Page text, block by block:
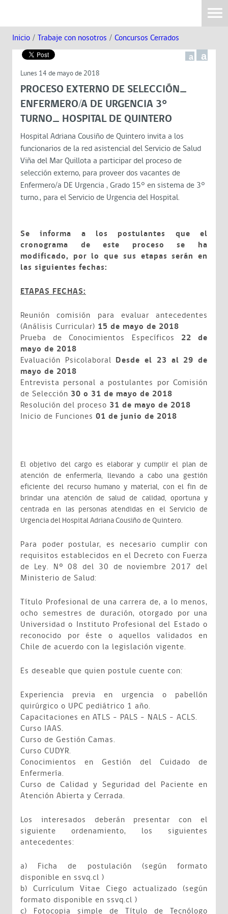
Inicio / Trabaje con nosotros / Concursos Cerrados
a a
Lunes 14 de mayo de 2018
PROCESO EXTERNO DE SELECCIÓN_
ENFERMERO/A DE URGENCIA 3°
TURNO_ HOSPITAL DE QUINTERO
Hospital Adriana Cousiño de Quintero invita a los
funcionarios de la red asistencial del Servicio de Salud
Viña del Mar Quillota a participar del proceso de
selección externo, para proveer dos vacantes de
Enfermero/a DE Urgencia , Grado 15° en sistema de 3°
turno., para el Servicio de Urgencia del Hospital.
Se informa a los postulantes que el
cronograma de este proceso se ha
modificado, por lo que sus etapas serán en
las siguientes fechas:
ETAPAS FECHAS:
Reunión comisión para evaluar antecedentes
(Análisis Curricular) 15 de mayo de 2018
Prueba de Conocimientos Específicos 22 de
mayo de 2018
Evaluación Psicolaboral Desde el 23 al 29 de
mayo de 2018
Entrevista personal a postulantes por Comisión
de Selección 30 o 31 de mayo de 2018
Resolución del proceso 31 de mayo de 2018
Inicio de Funciones 01 de junio de 2018
El objetivo del cargo es elaborar y cumplir el plan de
atención de enfermería, llevando a cabo una gestión
eficiente del recurso humano y material, con el fin de
brindar una atención de salud de calidad, oportuna y
centrada en las personas atendidas en el Servicio de
Urgencia del Hospital Adriana Cousiño de Quintero.
Para poder postular, es necesario cumplir con
requisitos establecidos en el Decreto con Fuerza
de Ley. Nº 08 del 30 de noviembre 2017 del
Ministerio de Salud:
Título Profesional de una carrera de, a lo menos,
ocho semestres de duración, otorgado por una
Universidad o Instituto Profesional del Estado o
reconocido por éste o aquellos validados en
Chile de acuerdo con la legislación vigente.
Es deseable que quien postule cuente con:
Experiencia previa en urgencia o pabellón
quirúrgico o UPC pediátrico 1 año.
Capacitaciones en ATLS – PALS – NALS – ACLS.
Curso IAAS.
Curso de Gestión Camas.
Curso CUDYR.
Conocimientos en Gestión del Cuidado de
Enfermería.
Curso de Calidad y Seguridad del Paciente en
Atención Abierta y Cerrada.
Los interesados deberán presentar con el
siguiente ordenamiento, los siguientes
antecedentes:
a) Ficha de postulación (según formato
disponible en ssvq.cl )
b) Currículum Vitae Ciego actualizado (según
formato disponible en ssvq.cl )
c) Fotocopia simple de Título de Tecnólogo